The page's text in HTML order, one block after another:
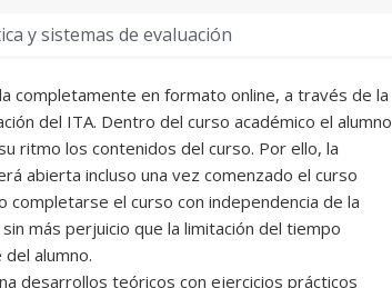
y sistemas de evaluación
completamente en formato online, a través de la
del ITA. Dentro del curso académico el alumno
ritmo los contenidos del curso. Por ello, la
abierta incluso una vez comenzado el curso
completarse el curso con independencia de la
más perjuicio que la limitación del tiempo
alumno.
desarrollos teóricos con ejercicios prácticos